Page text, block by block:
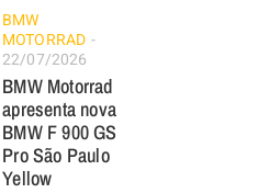
BMW
MOTORRAD
22/07/2026
BMW Motorrad
apresenta nova
BMW F 900 GS
Pro São Paulo
Yellow